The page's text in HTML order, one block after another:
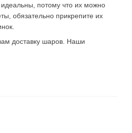
потому что их можно
обязательно прикрепите их
доставку шаров. Наши